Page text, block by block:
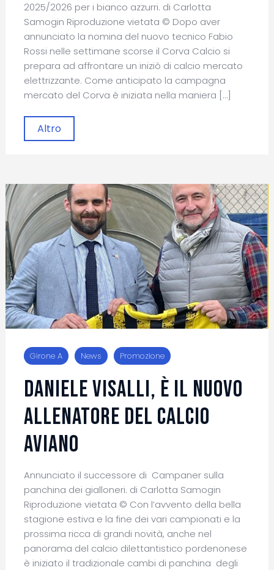
2025/2026 per i bianco azzurri. di Carlotta
Samogin Riproduzione vietata © Dopo aver
annunciato la nomina del nuovo tecnico Fabio
Rossi nelle settimane scorse il Corva Calcio si
prepara ad affrontare un iniziò di calcio mercato
elettrizzante. Come anticipato la campagna
mercato del Corva è iniziata nella maniera […]
Altro
Girone A News Promozione
Daniele Visalli, è il nuovo
allenatore del CALCIO
AVIANO
Annunciato il successore di Campaner sulla
panchina dei gialloneri. di Carlotta Samogin
Riproduzione vietata © Con l’avvento della bella
stagione estiva e la fine dei vari campionati e la
prossima ricca di grandi novità, anche nel
panorama del calcio dilettantistico pordenonese
è iniziato il tradizionale cambi di panchina degli